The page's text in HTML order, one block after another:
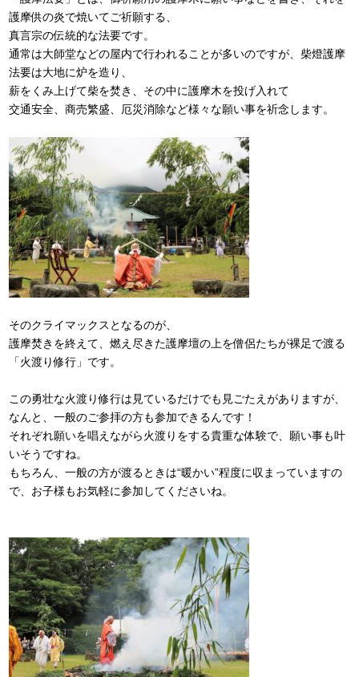
護摩供の炎で焼いてご祈願する、
真言宗の伝統的な法要です。
通常は大師堂などの屋内で行われることが多いのですが、柴燈護摩
法要は大地に炉を造り、
薪をくみ上げて柴を焚き、その中に護摩木を投げ入れて
交通安全、商売繁盛、厄災消除など様々な願い事を祈念します。
そのクライマックスとなるのが、
護摩焚きを終えて、燃え尽きた護摩壇の上を僧侶たちが裸足で渡る
「火渡り修行」です。
この勇壮な火渡り修行は見ているだけでも見ごたえがありますが、
なんと、一般のご参拝の方も参加できるんです！
それぞれ願いを唱えながら火渡りをする貴重な体験で、願い事も叶
いそうですね。
もちろん、一般の方が渡るときは“暖かい”程度に収まっていますの
で、お子様もお気軽に参加してくださいね。